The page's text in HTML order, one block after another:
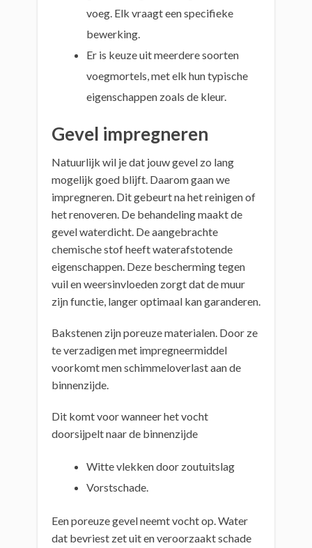
voeg. Elk vraagt een specifieke
bewerking.
Er is keuze uit meerdere soorten
voegmortels, met elk hun typische
eigenschappen zoals de kleur.
Gevel impregneren
Natuurlijk wil je dat jouw gevel zo lang
mogelijk goed blijft. Daarom gaan we
impregneren. Dit gebeurt na het reinigen of
het renoveren. De behandeling maakt de
gevel waterdicht. De aangebrachte
chemische stof heeft waterafstotende
eigenschappen. Deze bescherming tegen
vuil en weersinvloeden zorgt dat de muur
zijn functie, langer optimaal kan garanderen.
Bakstenen zijn poreuze materialen. Door ze
te verzadigen met impregneermiddel
voorkomt men schimmeloverlast aan de
binnenzijde.
Dit komt voor wanneer het vocht
doorsijpelt naar de binnenzijde
Witte vlekken door zoutuitslag
Vorstschade.
Een poreuze gevel neemt vocht op. Water
dat bevriest zet uit en veroorzaakt schade